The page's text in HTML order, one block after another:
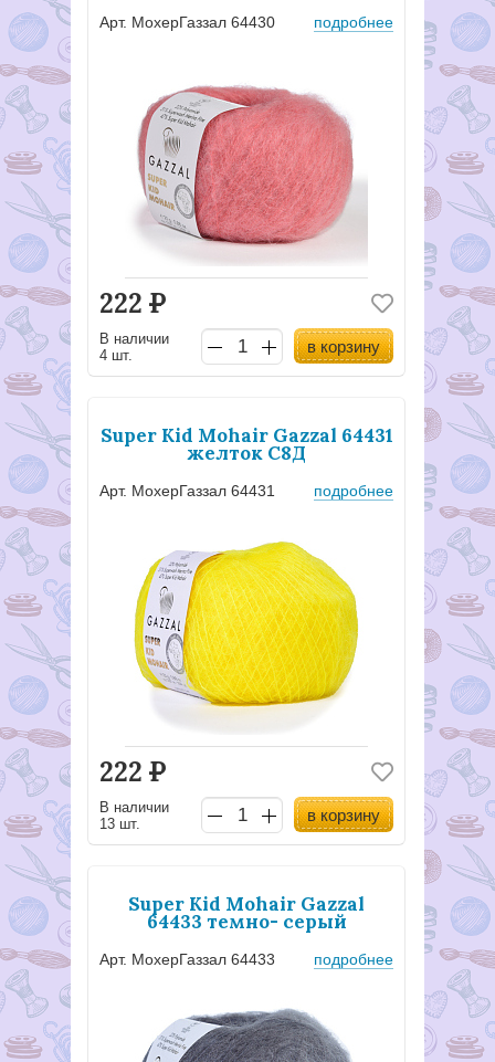
Арт. МохерГаззал 64430 подробнее
222 Р
В наличии
4 шт.
в корзину
Super Kid Mohair Gazzal 64431
желток С8Д
Арт. МохерГаззал 64431 подробнее
222 Р
В наличии
13 шт.
в корзину
Super Kid Mohair Gazzal
64433 темно- серый
Арт. МохерГаззал 64433 подробнее